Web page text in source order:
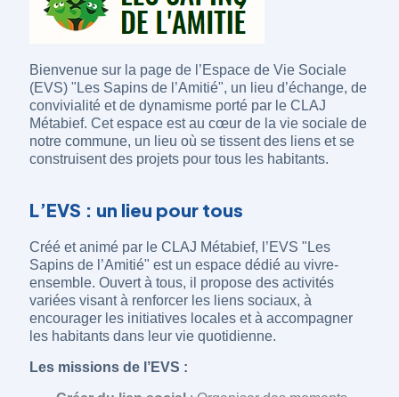
Bienvenue sur la page de l’Espace de Vie Sociale
(EVS) "Les Sapins de l’Amitié", un lieu d’échange, de
convivialité et de dynamisme porté par le CLAJ
Métabief. Cet espace est au cœur de la vie sociale de
notre commune, un lieu où se tissent des liens et se
construisent des projets pour tous les habitants.
L’EVS : un lieu pour tous
Créé et animé par le CLAJ Métabief, l’EVS "Les
Sapins de l’Amitié" est un espace dédié au vivre-
ensemble. Ouvert à tous, il propose des activités
variées visant à renforcer les liens sociaux, à
encourager les initiatives locales et à accompagner
les habitants dans leur vie quotidienne.
Les missions de l’EVS :